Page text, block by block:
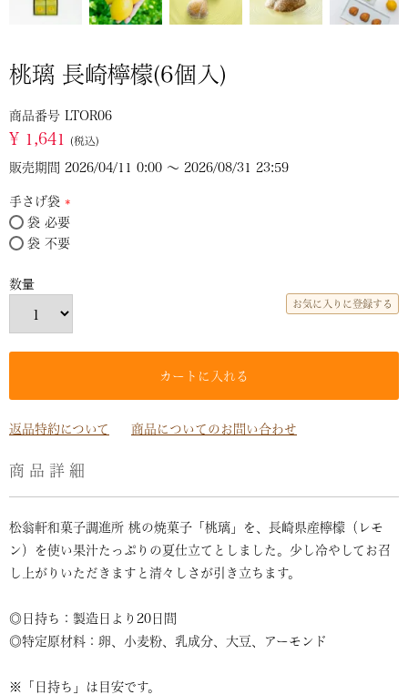
桃璃 長崎檸檬(6個入)
商品番号 LTOR06
¥ 1,641 税込
販売期間 2026/04/11 0:00 〜 2026/08/31 23:59
手さげ袋
(必
須)
袋 必要
袋 不要
お気に入りに登録する
カートに入れる
返品特約について 商品についてのお問い合わせ
商品詳細
松翁軒和菓子調進所 桃の焼菓子「桃璃」を、長崎県産檸檬（レモ
ン）を使い果汁たっぷりの夏仕立てとしました。少し冷やしてお召
し上がりいただきますと清々しさが引き立ちます。
◎日持ち：製造日より20日間
◎特定原材料：卵、小麦粉、乳成分、大豆、アーモンド
※「日持ち」は目安です。